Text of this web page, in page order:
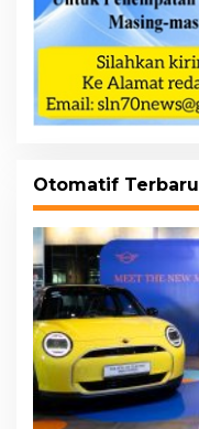
Otomatif Terbaru